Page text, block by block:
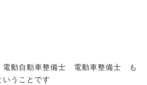
動自動車整備士 電動車整備士 も
うことです